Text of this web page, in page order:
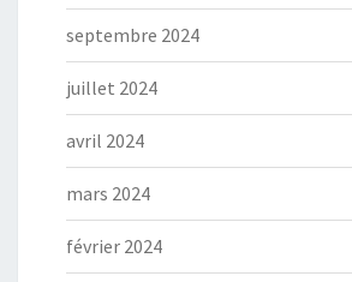
septembre 2024
juillet 2024
avril 2024
mars 2024
février 2024